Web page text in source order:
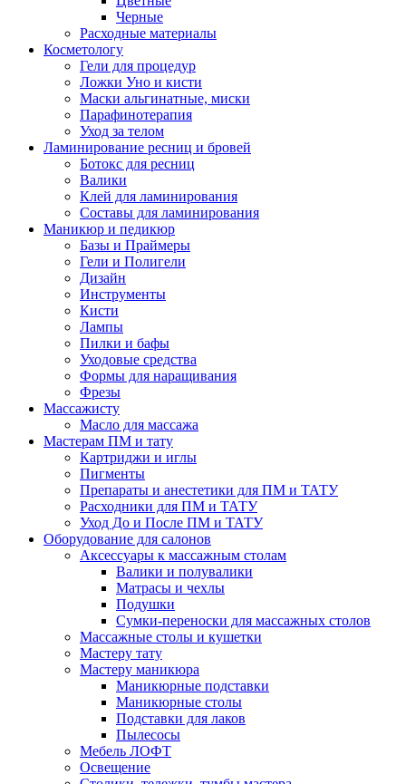
Черные
Расходные материалы
Косметологу
Гели для процедур
Ложки Уно и кисти
Маски альгинатные, миски
Парафинотерапия
Уход за телом
Ламинирование ресниц и бровей
Ботокс для ресниц
Валики
Клей для ламинирования
Составы для ламинирования
Маникюр и педикюр
Базы и Праймеры
Гели и Полигели
Дизайн
Инструменты
Кисти
Лампы
Пилки и бафы
Уходовые средства
Формы для наращивания
Фрезы
Массажисту
Масло для массажа
Мастерам ПМ и тату
Картриджи и иглы
Пигменты
Препараты и анестетики для ПМ и ТАТУ
Расходники для ПМ и ТАТУ
Уход До и После ПМ и ТАТУ
Оборудование для салонов
Аксессуары к массажным столам
Валики и полувалики
Матрасы и чехлы
Подушки
Сумки-переноски для массажных столов
Массажные столы и кушетки
Мастеру тату
Мастеру маникюра
Маникюрные подставки
Маникюрные столы
Подставки для лаков
Пылесосы
Мебель ЛОФТ
Освещение